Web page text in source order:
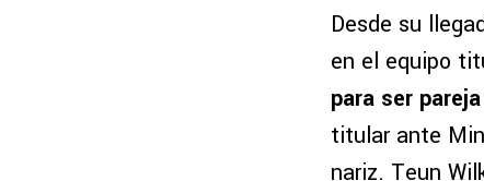
Desde su
en el equipo
para ser
titular ante
nariz. Teun